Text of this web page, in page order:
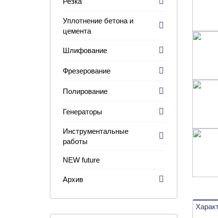
Уплотнение бетона и
цемента
Шлифование
Фрезерование
Полирование
Генераторы
Инструментальные
работы
NEW future
Архив